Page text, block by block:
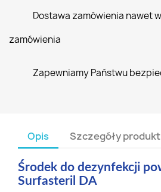
Dostawa zamówienia nawet
zamówienia
Zapewniamy Państwu
Opis Szczegóły
Środek do dezynfekcji
Surfasteril DA